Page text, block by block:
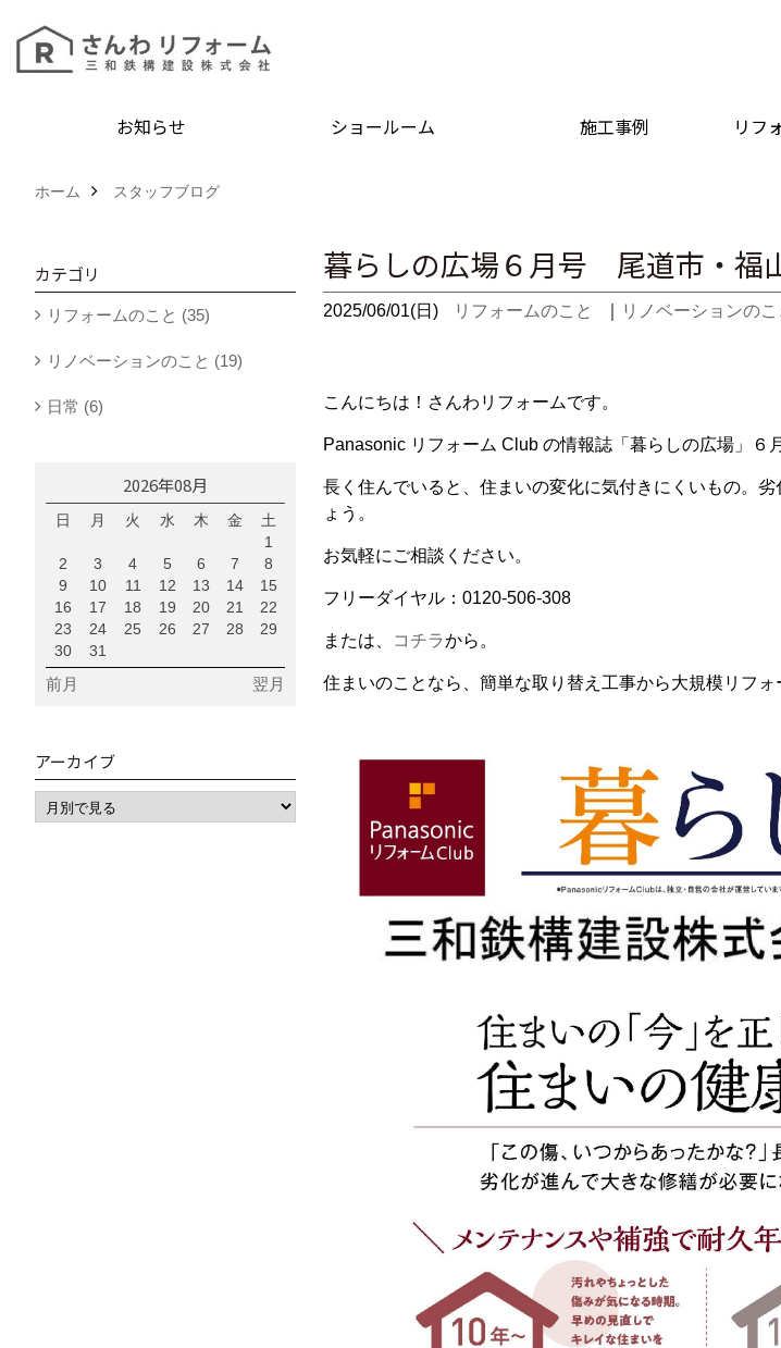
お知らせ ショールーム 施工事例 リフ
ホーム スタッフブログ
暮らしの広場６月号 尾道市・福
2025/06/01(日) リフォームのこと リノベーションのこ
こんにちは！さんわリフォームです。
Panasonic リフォーム Club の情報誌「暮らしの広場」６
長く住んでいると、住まいの変化に気付きにくいもの。
ょう。
お気軽にご相談ください。
フリーダイヤル：0120-506-308
または、 コチラから。
住まいのことなら、簡単な取り替え工事から大規模リフ
カテゴリ
リフォームのこと (35)
リノベーションのこと (19)
日常 (6)
2026年08月
日 月 火 水 木 金
土
1
2
3 4 5 6 7
8
9
10 11 12 13 14
15
16
17 18 19 20 21
22
23
24 25 26 27 28
29
30
31
前月 翌月
アーカイブ